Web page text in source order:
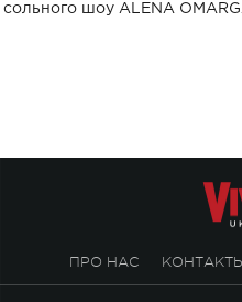
сольного шоу ALENA
ПРО НАС